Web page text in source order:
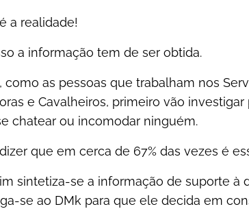
a realidade!
a informação tem de ser obtida.
como as pessoas que trabalham nos
e Cavalheiros, primeiro vão
chatear ou incomodar ninguém.
que em cerca de 67% das vezes é
sintetiza-se a informação de suporte
se ao DMk para que ele decida em